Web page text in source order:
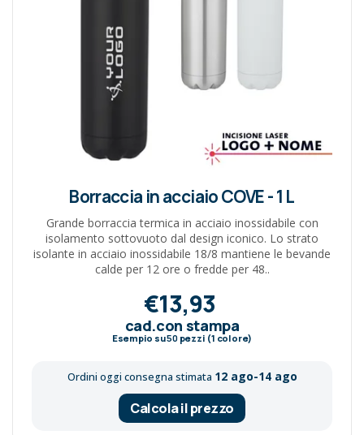
Borraccia in acciaio COVE - 1 L
Grande borraccia termica in acciaio inossidabile con
isolamento sottovuoto dal design iconico. Lo strato
isolante in acciaio inossidabile 18/8 mantiene le bevande
calde per 12 ore o fredde per 48..
€13,93
cad.con stampa
Esempio su50pezzi (1 colore)
Ordini oggi consegna stimata 12 ago-14 ago
Calcola il prezzo